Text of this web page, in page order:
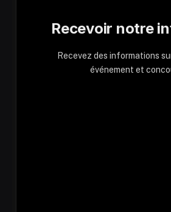
Recevoir notre
Recevez des informations
événement et